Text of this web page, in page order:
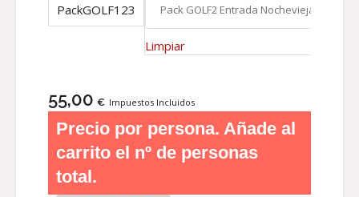
PackGOLF123
Limpiar
55,00 € Impuestos Incluidos
Precio por persona. Añade al
carrito el nº de personas
total.